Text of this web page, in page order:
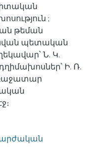
;
թեման
պետական
Ն. Կ.
Ի. Ռ.